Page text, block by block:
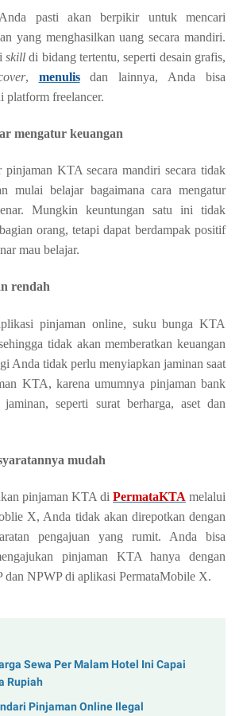
pasti akan berpikir untuk mencari
yang menghasilkan uang secara mandiri.
skill di bidang tertentu, seperti desain grafis,
, menulisdan lainnya, Anda bisa
platform freelancer.
mengatur keuangan
pinjaman KTA secara mandiri secara tidak
mulai belajar bagaimana cara mengatur
Mungkin keuntungan satu ini tidak
orang, tetapi dapat berdampak positif
mau belajar.
rendah
pinjaman online, suku bunga KTA
tidak akan memberatkan keuangan
Anda tidak perlu menyiapkan jaminan saat
KTA, karena umumnya pinjaman bank
seperti surat berharga, aset dan
mudah
pinjaman KTA di PermataKTA melalui
X, Anda tidak akan direpotkan dengan
pengajuan yang rumit. Anda bisa
pinjaman KTA hanya dengan
dan NPWP di aplikasi PermataMobile X.
Sewa Per Malam Hotel Ini Capai
Rupiah
Pinjaman Online Ilegal